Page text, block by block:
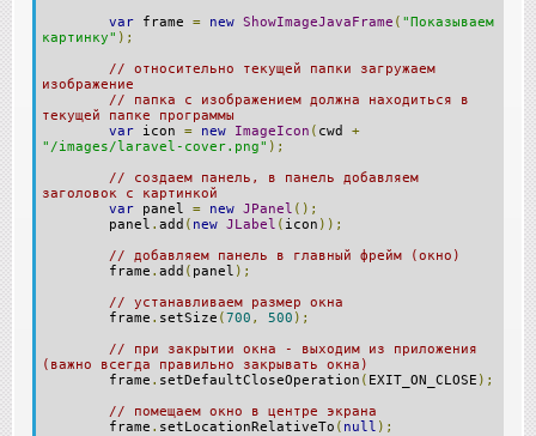
var frame = new ShowImageJavaFrame ( "Показываем
картинку" );
// относительно текущей папки загружаем
изображение
// папка с изображением должна находиться в
текущей папке программы
var icon = new ImageIcon ( cwd +
"/images/laravel-cover.png" );
// создаем панель, в панель добавляем
заголовок с картинкой
var panel = new JPanel ();
panel . add ( new JLabel ( icon ));
// добавляем панель в главный фрейм (окно)
frame . add ( panel );
// устанавливаем размер окна
frame . setSize (700 , 500 );
// при закрытии окна - выходим из приложения
(важно всегда правильно закрывать окна)
frame . setDefaultCloseOperation ( EXIT_ON_CLOSE );
// помещаем окно в центре экрана
frame . setLocationRelativeTo ( null );